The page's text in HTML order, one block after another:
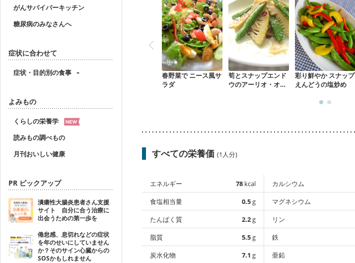
がんサバイバーキッチン
糖尿病のみなさんへ
症状に合わせて
症状・目的別の食事
よみもの
くらしの栄養学
読みもの調べもの
月刊おいしい健康
PR ピックアップ
潰瘍性大腸炎患者さん支援
サイト 自分に合う治療に
出会うための第一歩を
倦怠感、息切れなどの症状
を年のせいにしていません
か？そのサイン心臓からの
SOSかもしれません
春野菜で ニース風サ
ラダ
筍とスナップエンド
ウのアーリオ・オー
彩り鮮やか スナップ
えんどうの塩炒め
すべての栄養価 (1人分)
エネルギー 78 kcal
食塩相当量
0.5g
たんぱく質
2.2g
脂質
5.5g
炭水化物
7.1 g
カルシウム
マグネシウム
リン
鉄
亜鉛